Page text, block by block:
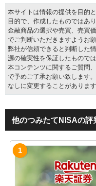
本サイトは情報の提供を目的
目的で、作成したものではあり
金融商品の選択や売買、売買
でご判断いただきますようお
弊社が信頼できると判断した
源の確実性を保証したものでは
本コンテンツに関するご質問
で予めご了承お願い致します
なしに変更することがあります
他のつみたてNISAの評